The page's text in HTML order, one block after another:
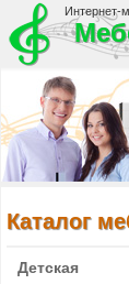
Интернет-
Каталог
Детская